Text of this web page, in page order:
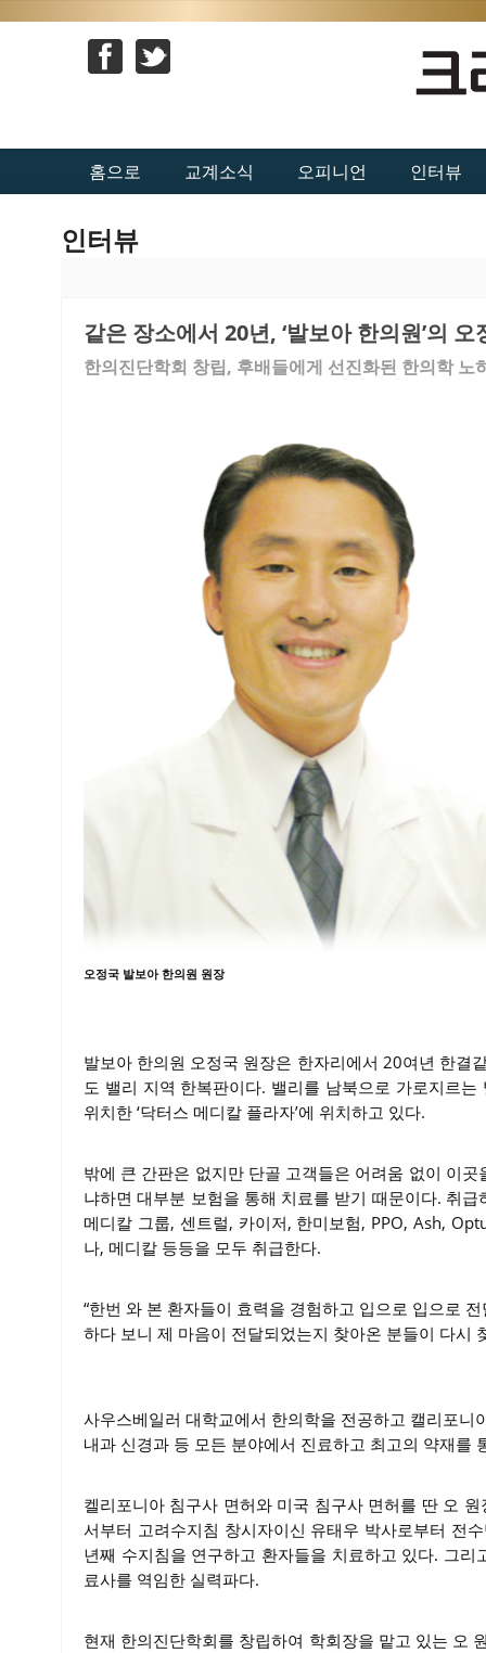
홈으로 교계소식 오피니언 인터뷰
인터뷰
같은 장소에서 20년, ‘발보아 한의원’의 오
한의진단학회 창립, 후배들에게 선진화된 한의학 노
오정국 발보아 한의원 원장
발보아 한의원 오정국 원장은 한자리에서 20여년 한결
도 밸리 지역 한복판이다. 밸리를 남북으로 가로지르
위치한 ‘닥터스 메디칼 플라자’에 위치하고 있다.
밖에 큰 간판은 없지만 단골 고객들은 어려움 없이 이
냐하면 대부분 보험을 통해 치료를 받기 때문이다. 취
메디칼 그룹, 센트럴, 카이저, 한미보험, PPO, Ash,
나, 메디칼 등등을 모두 취급한다.
“한번 와 본 환자들이 효력을 경험하고 입으로 입으로
하다 보니 제 마음이 전달되었는지 찾아온 분들이 다시
사우스베일러 대학교에서 한의학을 전공하고 캘리포
내과 신경과 등 모든 분야에서 진료하고 최고의 약재를
켈리포니아 침구사 면허와 미국 침구사 면허를 딴 오
서부터 고려수지침 창시자이신 유태우 박사로부터 전
년째 수지침을 연구하고 환자들을 치료하고 있다. 그
료사를 역임한 실력파다.
현재 한의진단학회를 창립하여 학회장을 맡고 있는 오